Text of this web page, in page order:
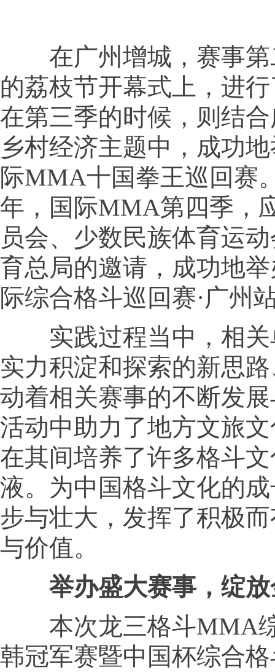
在广州增城，赛事第
的荔枝节开幕式上，进
在第三季的时候，则结
乡村经济主题中，成功
际MMA十国拳王巡回赛
年，国际MMA第四季，
员会、少数民族体育运
育总局的邀请，成功地
际综合格斗巡回赛·广州
实践过程当中，相关
实力积淀和探索的新思
动着相关赛事的不断发
活动中助力了地方文旅
在其间培养了许多格斗
液。为中国格斗文化的
步与壮大，发挥了积极
与价值。
举办盛大赛事，绽
本次龙三格斗MMA
韩冠军赛暨中国杯综合